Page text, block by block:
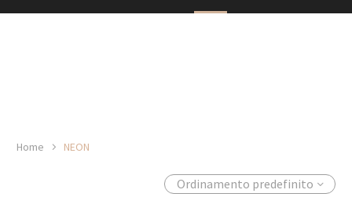
Home NEON
Ordinamento predefinito